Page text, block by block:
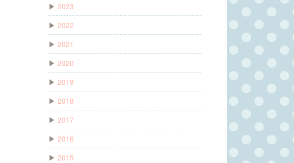
▶ 2023
▶ 2022
▶ 2021
▶ 2020
▶ 2019
▶ 2018
▶ 2017
▶ 2016
▶ 2015